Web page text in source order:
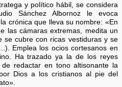
y político hábil, se considera
Sánchez Albornoz le evoca
crónica que lleva su nombre: «En
las cámaras extremas, medita un
se cubre con ricas vestiduras y se
Emplea los ocios cortesanos en
Ha trazado ya la de los reyes
redactar en tono altisonante la
Dios a los cristianos al pie del